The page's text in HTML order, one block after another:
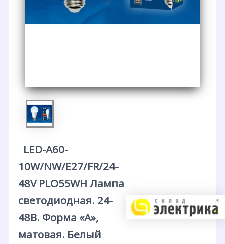
LED-A60-
10W/NW/E27/FR/24-
48V PLO55WH Лампа
светодиодная. 24-
48В. Форма «A»,
матовая. Белый